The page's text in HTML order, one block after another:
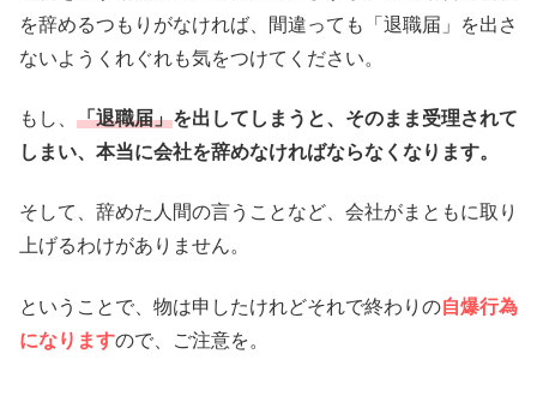
を辞めるつもりがなければ、間違っても「退職届」を出さ
ないようくれぐれも気をつけてください。
もし、 「退職届」を出してしまうと、そのまま受理されて
しまい、本当に会社を辞めなければならなくなります。
そして、辞めた人間の言うことなど、会社がまともに取り
上げるわけがありません。
ということで、物は申したけれどそれで終わりの自爆行為
になりますので、ご注意を。